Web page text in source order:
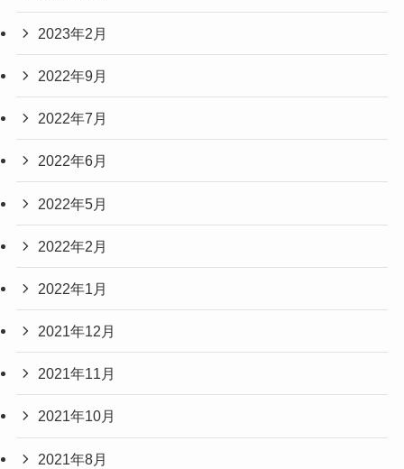
2023年2月
2022年9月
2022年7月
2022年6月
2022年5月
2022年2月
2022年1月
2021年12月
2021年11月
2021年10月
2021年8月